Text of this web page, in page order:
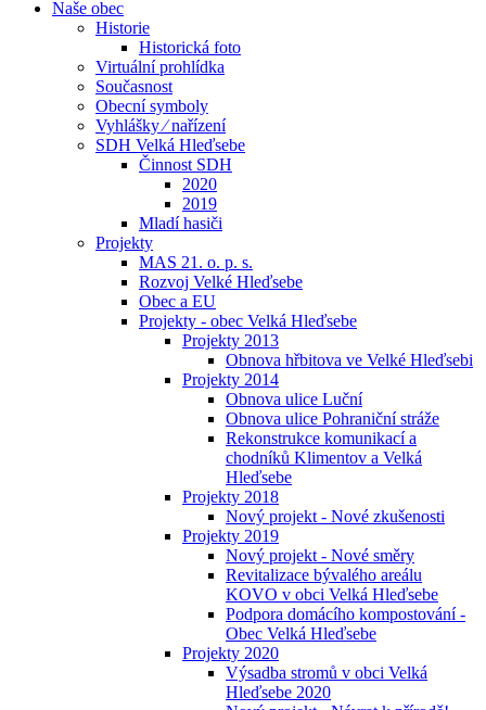
Naše obec
Historie
Historická foto
Virtuální prohlídka
Současnost
Obecní symboly
Vyhlášky ⁄ nařízení
SDH Velká Hleďsebe
Činnost SDH
2020
2019
Mladí hasiči
Projekty
MAS 21. o. p. s.
Rozvoj Velké Hleďsebe
Obec a EU
Projekty - obec Velká Hleďsebe
Projekty 2013
Obnova hřbitova ve Velké Hleďsebi
Projekty 2014
Obnova ulice Luční
Obnova ulice Pohraniční stráže
Rekonstrukce komunikací a
chodníků Klimentov a Velká
Hleďsebe
Projekty 2018
Nový projekt - Nové zkušenosti
Projekty 2019
Nový projekt - Nové směry
Revitalizace bývalého areálu
KOVO v obci Velká Hleďsebe
Podpora domácího kompostování -
Obec Velká Hleďsebe
Projekty 2020
Výsadba stromů v obci Velká
Hleďsebe 2020